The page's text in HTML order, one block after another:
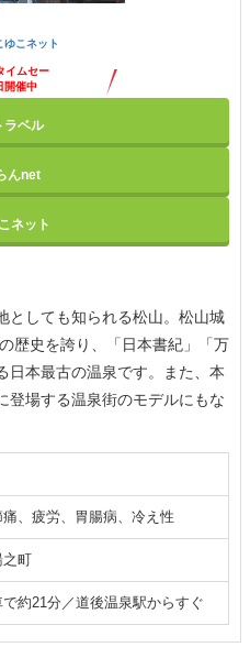
ゆこネット
イムセー
開催中
ラベル
んnet
ネット
としても知られる松山。松山城
歴史を誇り、「日本書紀」「万
日本最古の温泉です。また、本
登場する温泉街のモデルにもな
、疲労、胃腸病、冷え性
之町
約21分／道後温泉駅からすぐ